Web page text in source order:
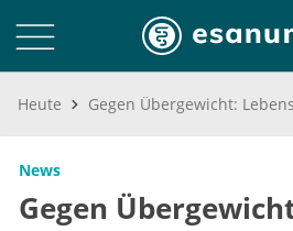
Heute
News
Gegen